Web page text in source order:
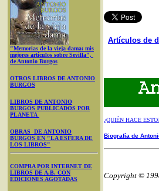
"Memorias de la vieja dama: mis
mejores artículos sobre Sevilla",
de Antonio Burgos
OTROS LIBROS DE ANTONIO
BURGOS
LIBROS DE ANTONIO
BURGOS PUBLICADOS POR
PLANETA
OBRAS DE ANTONIO
BURGOS EN "LA ESFERA DE
LOS LIBROS"
COMPRA POR INTERNET DE
LIBROS DE A.B. CON
EDICIONES AGOTADAS
Artículos de
¿QUIÉN HACE
Biografía de
Copyright ©